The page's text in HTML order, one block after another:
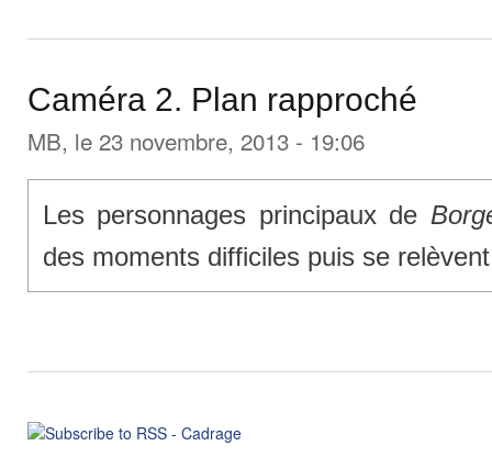
Caméra 2. Plan rapproché
MB, le 23 novembre, 2013 - 19:06
Les personnages principaux de
des moments difficiles puis se